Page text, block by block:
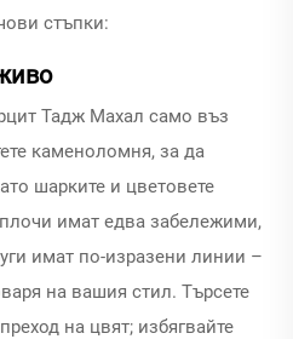
стъпки:
Тадж Махал само въз
каменоломня, за да
шарките и цветовете
имат едва забележими,
имат по-изразени линии –
на вашия стил. Търсете
на цвят; избягвайте